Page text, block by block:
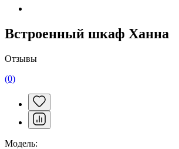
Встроенный шкаф Ханна
Отзывы
(0)
Модель: